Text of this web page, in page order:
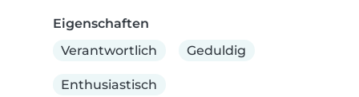
Eigenschaften
Verantwortlich
Geduldig
Enthusiastisch